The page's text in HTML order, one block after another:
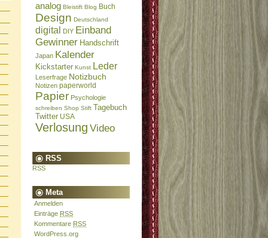
analog Bleistift Blog Buch
Design Deutschland
digital DIY Einband
Gewinner Handschrift
Japan Kalender
Kickstarter Kunst Leder
Leserfrage Notizbuch
Notizen paperworld
Papier Psychologie
schreiben Shop Stift Tagebuch
Twitter USA
Verlosung Video
RSS
RSS
Meta
Anmelden
Einträge RSS
Kommentare RSS
WordPress.org